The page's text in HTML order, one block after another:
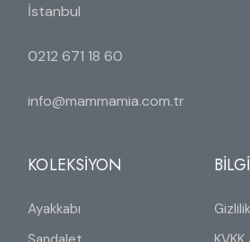
İstanbul
0212 671 18 60
info@mammamia.com.tr
KOLEKSİYON
Ayakkabı